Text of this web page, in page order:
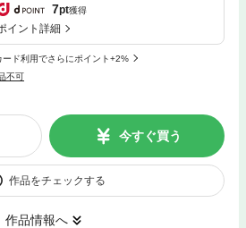
7pt獲得
イント詳細
ード利用でさらにポイント+2%
不可
今すぐ買う
作品をチェックする
作品情報へ